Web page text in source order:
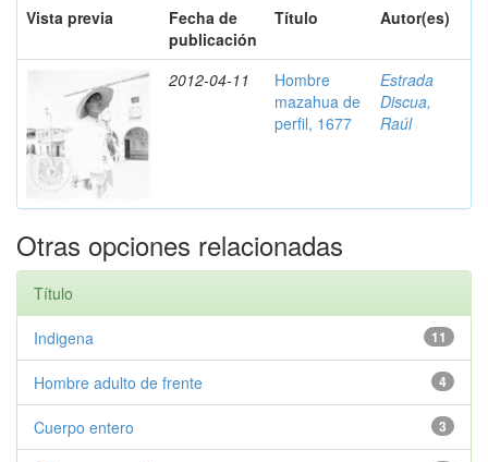
Vista previa
Fecha de
publicación
Título Autor(es)
2012-04-11
Hombre
mazahua de
perfil, 1677
Estrada
Discua,
Raúl
Otras opciones relacionadas
Título
11
Indigena
4
Hombre adulto de frente
3
Cuerpo entero